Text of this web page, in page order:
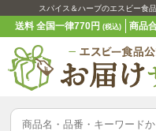
スパイス＆ハーブのエスビー食
送料 全国一律770円(税込) 商品